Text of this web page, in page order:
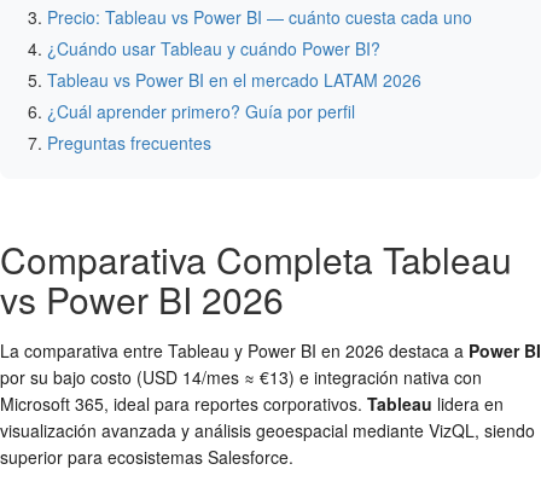
Precio: Tableau vs Power BI — cuánto cuesta cada uno
¿Cuándo usar Tableau y cuándo Power BI?
Tableau vs Power BI en el mercado LATAM 2026
¿Cuál aprender primero? Guía por perfil
Preguntas frecuentes
Comparativa Completa Tableau
vs Power BI 2026
La comparativa entre Tableau y Power BI en 2026 destaca a Power BI
por su bajo costo (USD 14/mes ≈ €13) e integración nativa con
Microsoft 365, ideal para reportes corporativos. Tableau lidera en
visualización avanzada y análisis geoespacial mediante VizQL, siendo
superior para ecosistemas Salesforce.